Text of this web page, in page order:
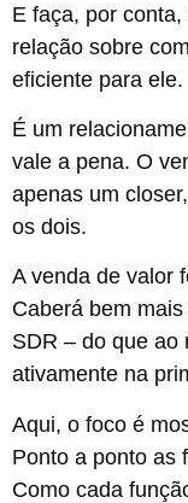
E faça, por
relação sobre
eficiente para ele.
É um
vale a pena. O
apenas um
os dois.
A venda de valor
Caberá bem
SDR – do que ao
ativamente na
Aqui, o foco é
Ponto a ponto as
Como cada